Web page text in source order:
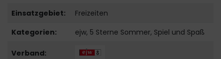
Einsatzgebiet:
Freizeiten
Kategorien:
ejw, 5 Sterne Sommer, Spiel und Spaß
Verband: